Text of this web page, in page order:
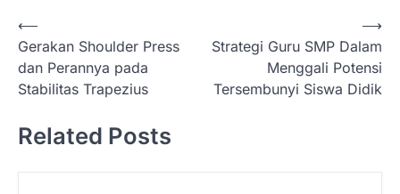
N
a
v
g
⟵
Gerakan Shoulder Press
dan Perannya pada
Stabilitas Trapezius
Strategi Guru SMP Dalam
Menggali Potensi
Tersembunyi Siswa Didik
⟶
Related Posts